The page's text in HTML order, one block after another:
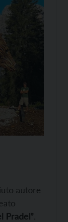
autore
Pradel”.